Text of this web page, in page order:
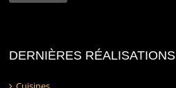
DERNIÈRES RÉALISATIONS